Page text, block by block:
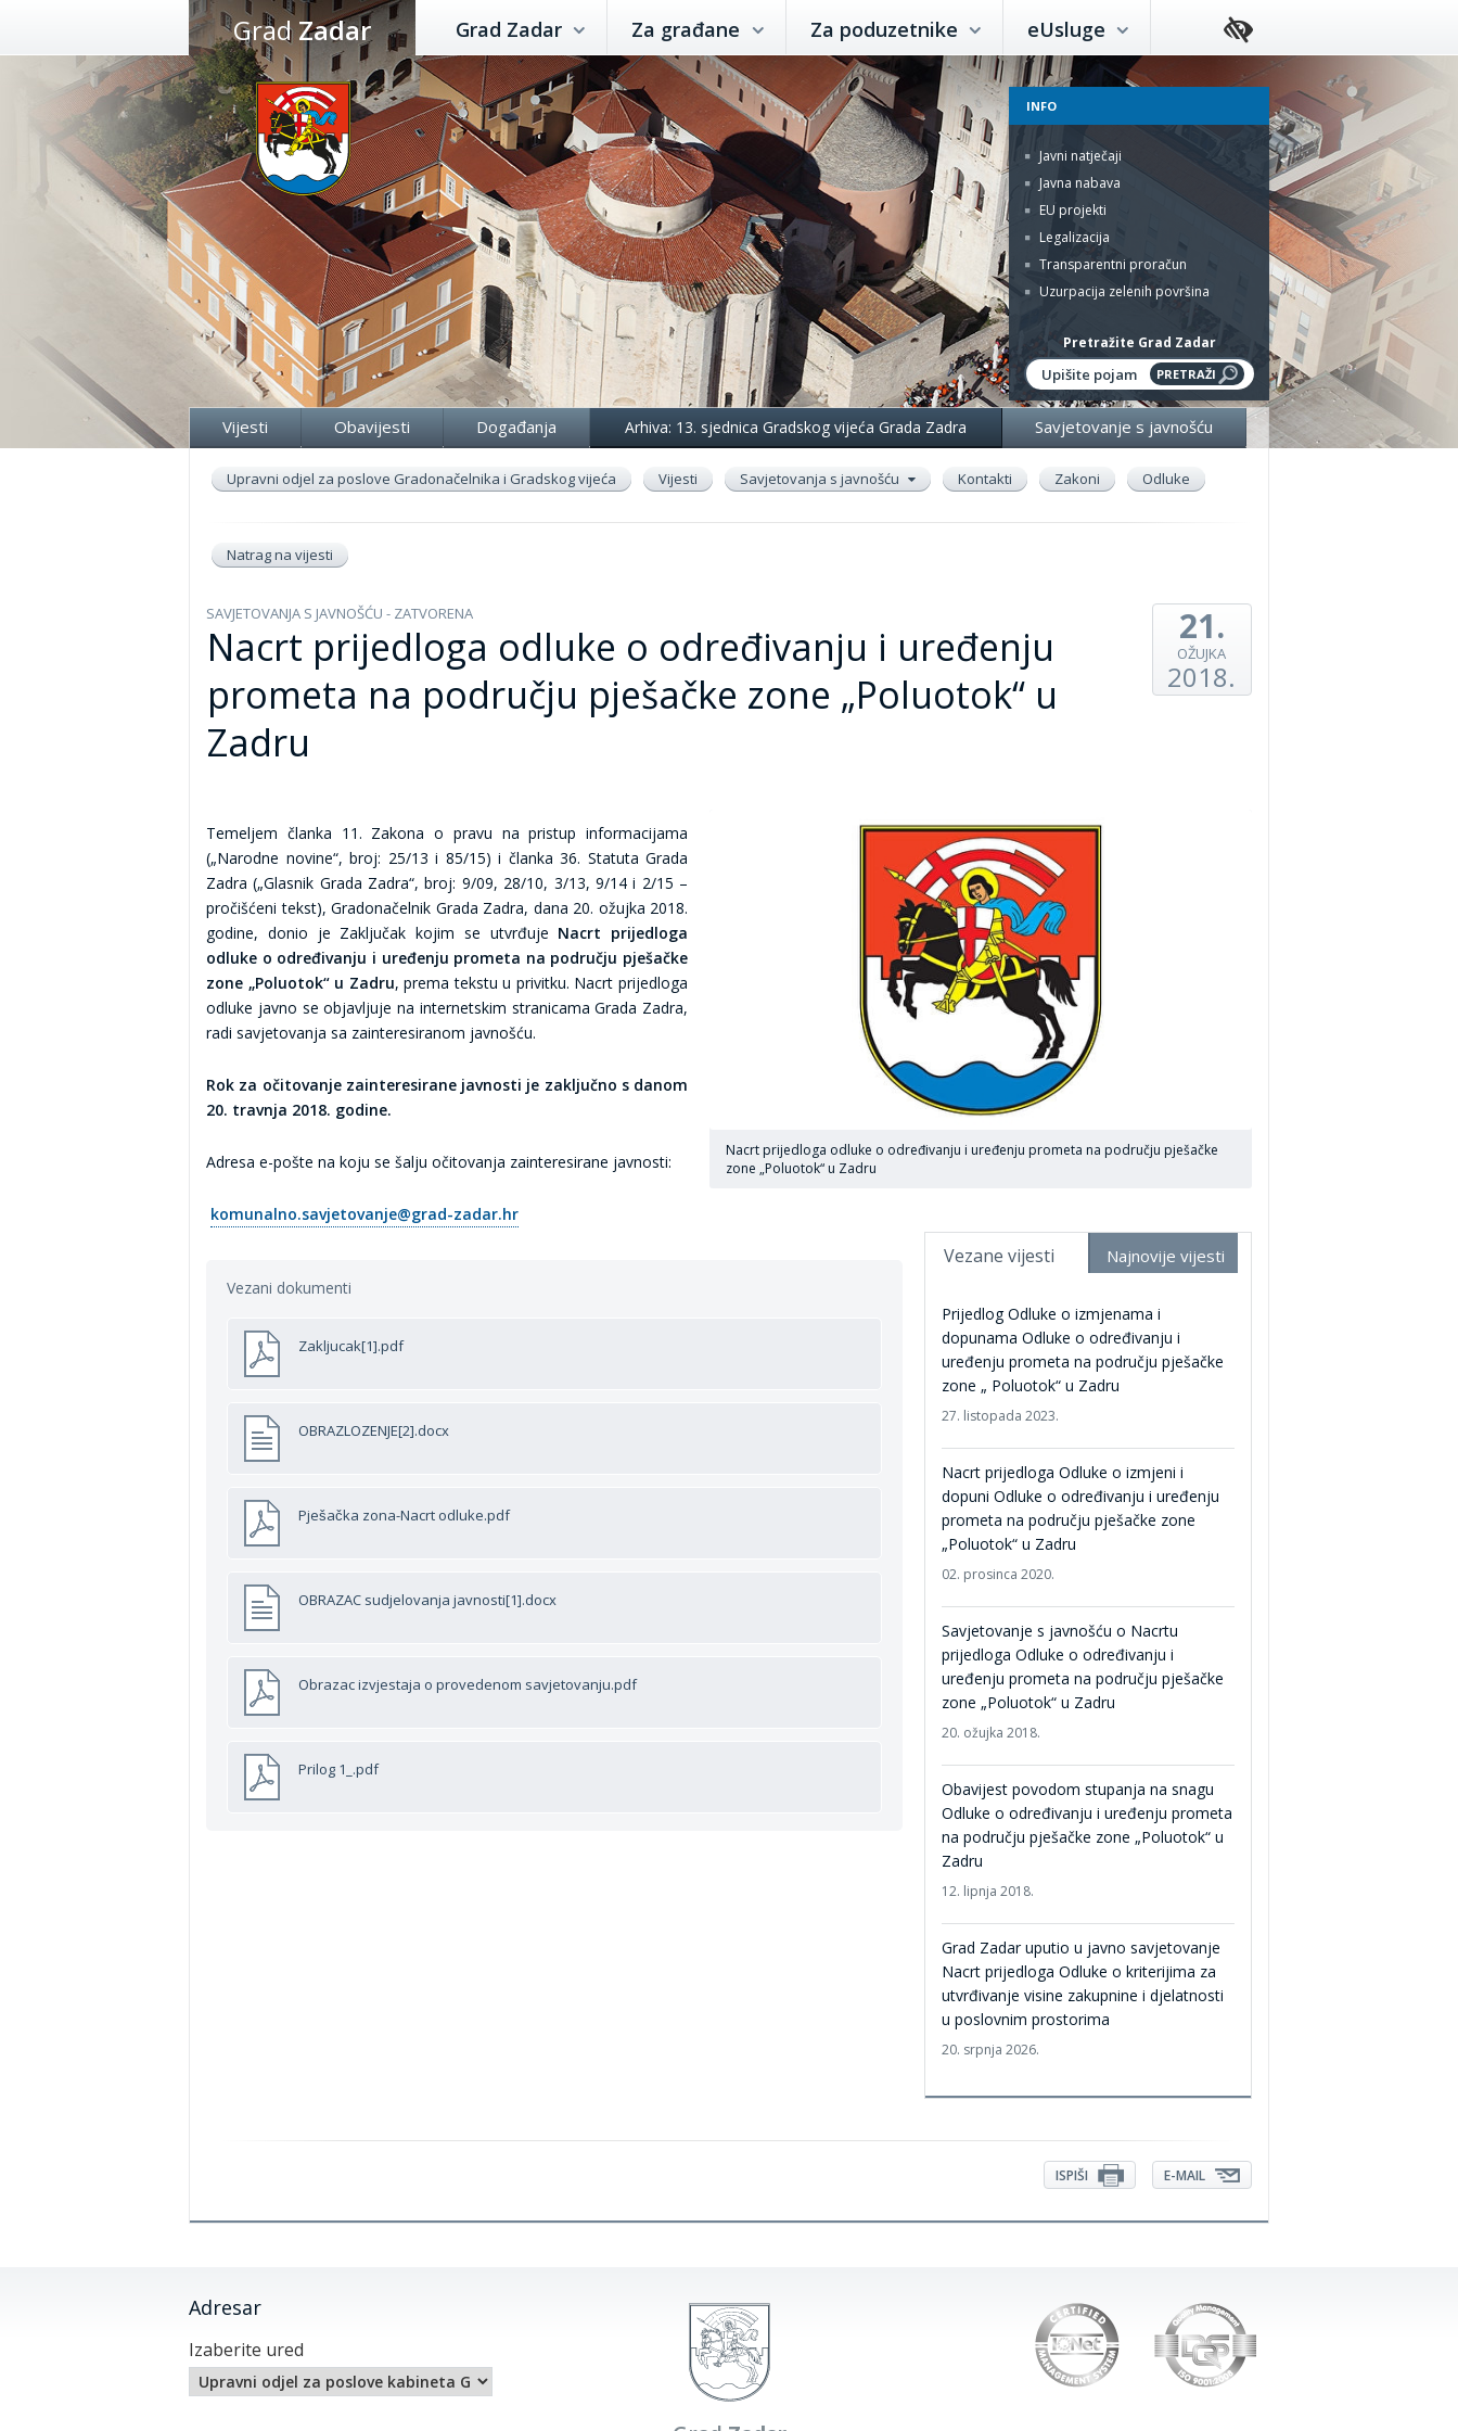
Preskoči
na
sadržaj
GradZadar Grad Zadar Za građane Za poduzetnike eUsluge
INFO
Javni natječaji
Javna nabava
EU projekti
Legalizacija
Transparentni proračun
Uzurpacija zelenih površina
Pretražite Grad Zadar
Vijesti Obavijesti Događanja Arhiva: 13. sjednica Gradskog vijeća Grada Zadra Savjetovanje s javnošću
Upravni odjel za poslove Gradonačelnika i Gradskog vijeća Vijesti Savjetovanja s javnošću Kontakti Zakoni Odluke
Natrag na vijesti
SAVJETOVANJA S JAVNOŠĆU - ZATVORENA
Nacrt prijedloga odluke o određivanju i uređenju
prometa na području pješačke zone „Poluotok“ u
Zadru
21.
OŽUJKA
2018.
Nacrt prijedloga odluke o određivanju i uređenju prometa na području pješačke
zone „Poluotok“ u Zadru
Vezane vijesti Najnovije vijesti
Prijedlog Odluke o izmjenama i
dopunama Odluke o određivanju i
uređenju prometa na području pješačke
zone „ Poluotok“ u Zadru
27. listopada 2023.
Nacrt prijedloga Odluke o izmjeni i
dopuni Odluke o određivanju i uređenju
prometa na području pješačke zone
„Poluotok“ u Zadru
02. prosinca 2020.
Savjetovanje s javnošću o Nacrtu
prijedloga Odluke o određivanju i
uređenju prometa na području pješačke
zone „Poluotok“ u Zadru
20. ožujka 2018.
Obavijest povodom stupanja na snagu
Odluke o određivanju i uređenju prometa
na području pješačke zone „Poluotok“ u
Zadru
12. lipnja 2018.
Grad Zadar uputio u javno savjetovanje
Nacrt prijedloga Odluke o kriterijima za
utvrđivanje visine zakupnine i djelatnosti
u poslovnim prostorima
20. srpnja 2026.
Temeljem članka 11. Zakona o pravu na pristup informacijama
(„Narodne novine“, broj: 25/13 i 85/15) i članka 36. Statuta Grada
Zadra („Glasnik Grada Zadra“, broj: 9/09, 28/10, 3/13, 9/14 i 2/15 –
pročišćeni tekst), Gradonačelnik Grada Zadra, dana 20. ožujka 2018.
godine, donio je Zaključak kojim se utvrđuje Nacrt prijedloga
odluke o određivanju i uređenju prometa na području pješačke
zone „Poluotok“ u Zadru, prema tekstu u privitku. Nacrt prijedloga
odluke javno se objavljuje na internetskim stranicama Grada Zadra,
radi savjetovanja sa zainteresiranom javnošću.
Rok za očitovanje zainteresirane javnosti je zaključno s danom
20. travnja 2018. godine.
Adresa e-pošte na koju se šalju očitovanja zainteresirane javnosti:
komunalno.savjetovanje@grad-zadar.hr
Vezani dokumenti
Zakljucak[1].pdf
OBRAZLOZENJE[2].docx
Pješačka zona-Nacrt odluke.pdf
OBRAZAC sudjelovanja javnosti[1].docx
Obrazac izvjestaja o provedenom savjetovanju.pdf
Prilog 1_.pdf
E-MAIL
ISPIŠI
Adresar
Izaberite ured